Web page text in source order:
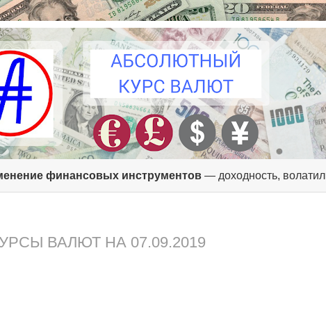
финансовых инструментов — доходность,
ВАЛЮТ НА 07.09.2019